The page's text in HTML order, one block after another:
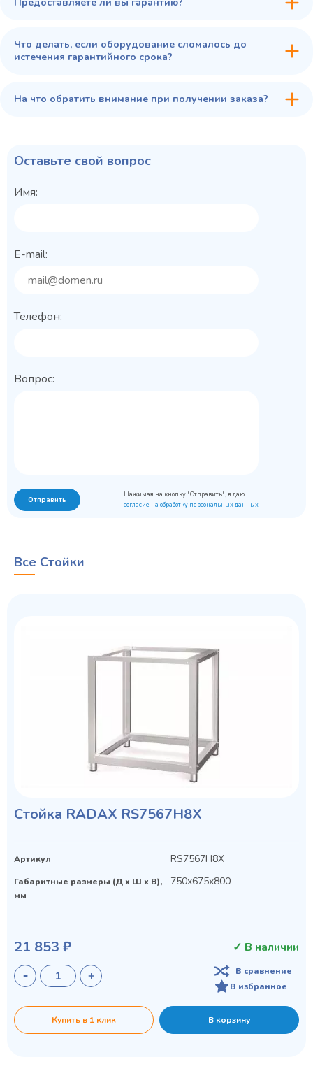
Что делать, если оборудование сломалось до
истечения гарантийного срока?
На что обратить внимание при получении заказа?
Оставьте свой вопрос
Имя:
E-mail:
Телефон:
Вопрос:
Отправить
Нажимая на кнопку "Отправить", я даю
согласие на обработку персональных данных
Все Стойки
Cтойка RADAX RS7567H8X
Артикул RS7567H8X
Габаритные размеры (Д х Ш х В),
мм
750x675x800
21 853 ₽ ✓ В наличии
В сравнение
В избранное
Купить в 1 клик В корзину